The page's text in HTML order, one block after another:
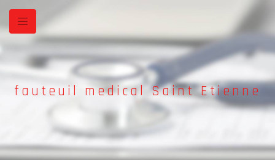
Panneau de gestion des cookies
fauteuil medical Saint Etienne